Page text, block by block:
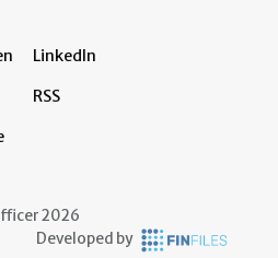
LinkedIn
RSS
2026
Developed by